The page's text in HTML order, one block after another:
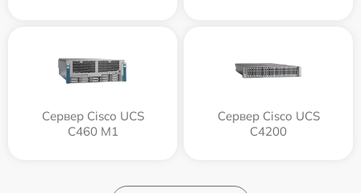
Сервер Cisco UCS
C460 M1
Сервер Cisco UCS
C4200